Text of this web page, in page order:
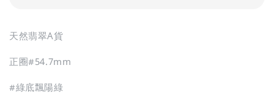
天然翡翠A貨
正圈#54.7mm
#綠底飄陽綠